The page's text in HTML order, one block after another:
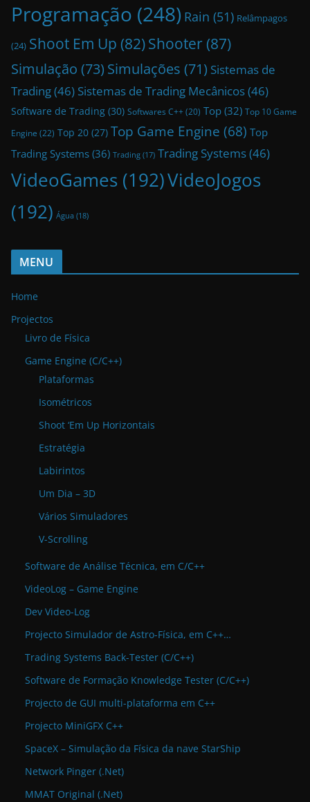
Programação (248) Rain (51) Relâmpagos
(24) Shoot Em Up (82)Shooter (87)
Simulação (73) Simulações (71) Sistemas de
Trading(46) Sistemas de Trading Mecânicos(46)
Software de Trading (30) Softwares C++ (20) Top (32) Top 10 Game
Engine (22) Top 20 (27) Top Game Engine (68) Top
Trading Systems (36) Trading (17) Trading Systems(46)
VideoGames (192)VideoJogos
(192) Água (18)
MENU
Home
Projectos
Livro de Física
Game Engine (C/C++)
Plataformas
Isométricos
Shoot ‘Em Up Horizontais
Estratégia
Labirintos
Um Dia – 3D
Vários Simuladores
V-Scrolling
Software de Análise Técnica, em C/C++
VideoLog – Game Engine
Dev Video-Log
Projecto Simulador de Astro-Física, em C++…
Trading Systems Back-Tester (C/C++)
Software de Formação Knowledge Tester (C/C++)
Projecto de GUI multi-plataforma em C++
Projecto MiniGFX C++
SpaceX – Simulação da Física da nave StarShip
Network Pinger (.Net)
MMAT Original (.Net)